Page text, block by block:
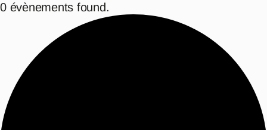
0 évènements found.